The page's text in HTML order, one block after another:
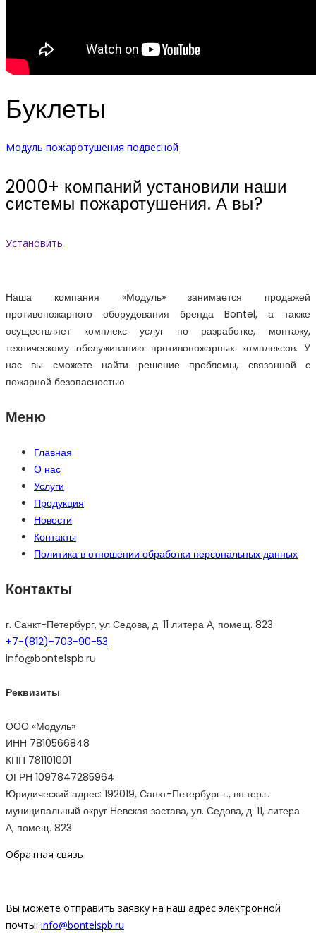
Буклеты
Модуль пожаротушения подвесной
2000+ компаний установили наши
системы пожаротушения. А вы?
Установить
Наша компания «Модуль» занимается продажей
противопожарного оборудования бренда Bontel, а также
осуществляет комплекс услуг по разработке, монтажу,
техническому обслуживанию противопожарных комплексов. У
нас вы сможете найти решение проблемы, связанной с
пожарной безопасностью.
Меню
Главная
О нас
Услуги
Продукция
Новости
Контакты
Политика в отношении обработки персональных данных
Контакты
г. Санкт-Петербург, ул Седова, д. 11 литера А, помещ. 823.
+7-(812)-703-90-53
info@bontelspb.ru
Реквизиты
ООО «Модуль»
ИНН 7810566848
КПП 781101001
ОГРН 1097847285964
Юридический адрес: 192019, Санкт-Петербург г., вн.тер.г.
муниципальный округ Невская застава, ул. Седова, д. 11, литера
А, помещ. 823
Обратная связь
Вы можете отправить заявку на наш адрес электронной
почты: info@bontelspb.ru